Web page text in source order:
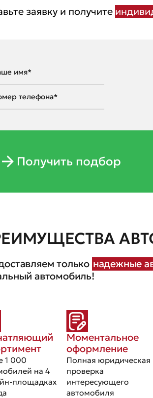
заявку и получите
Получить подбор
только надежные
автомобиль!
1 000
на 4
площадках
Моментальное
оформление
Полная юридическая
проверка
интересующего
автомобиля